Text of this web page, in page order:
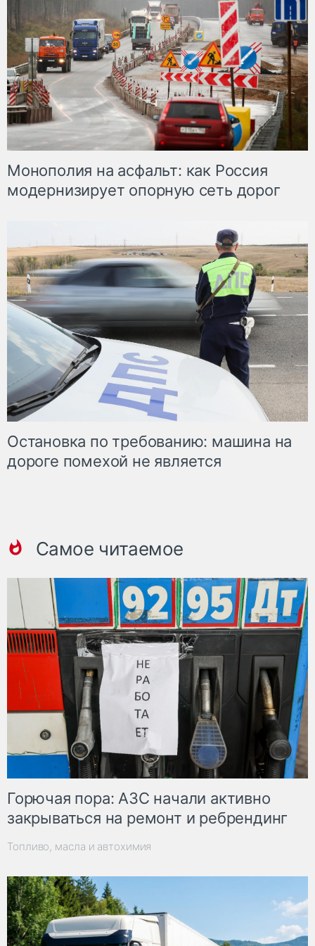
Монополия на асфальт: как Россия
модернизирует опорную сеть дорог
Остановка по требованию: машина на
дороге помехой не является
Самое читаемое
Горючая пора: АЗС начали активно
закрываться на ремонт и ребрендинг
Топливо, масла и автохимия